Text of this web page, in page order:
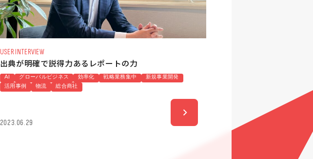
USER INTERVIEW
出典が明確で説得力あるレポートの力
AI グローバルビジネス 効率化 戦略業務集中
新規事業開発
活用事例
物流 総合商社
2023.06.29